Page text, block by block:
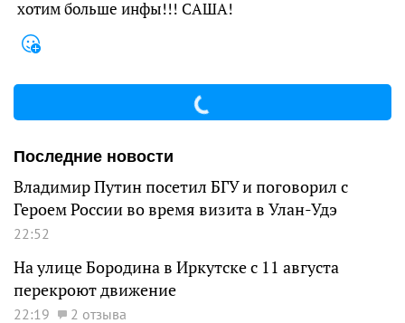
хотим больше инфы!!! САША!
Последние новости
Владимир Путин посетил БГУ и поговорил с
Героем России во время визита в Улан-Удэ
22:52
На улице Бородина в Иркутске с 11 августа
перекроют движение
22:19 2 отзыва